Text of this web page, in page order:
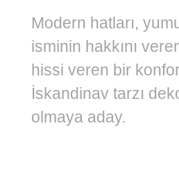
Modern hatları,
isminin hakkını
hissi veren bir
İskandinav tarzı
olmaya aday.